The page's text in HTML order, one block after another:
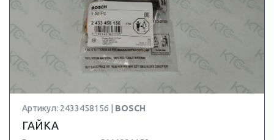
Артикул: 2433458156 | BOSCH
ГАЙКА